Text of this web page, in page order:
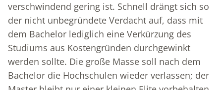
verschwindend gering ist. Schnell drängt sich so
der nicht unbegründete Verdacht auf, dass mit
dem Bachelor lediglich eine Verkürzung des
Studiums aus Kostengründen durchgewinkt
werden sollte. Die große Masse soll nach dem
Bachelor die Hochschulen wieder verlassen; der